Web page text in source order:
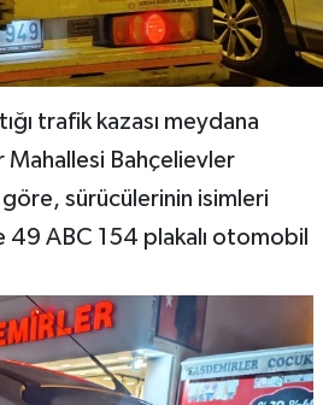
trafik kazası meydana
Mahallesi Bahçelievler
sürücülerinin isimleri
ABC 154 plakalı otomobil